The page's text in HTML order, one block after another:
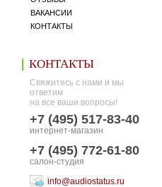
ВАКАНСИИ
КОНТАКТЫ
КОНТАКТЫ
Свяжитесь с нами и мы
ответим
на все ваши вопросы!
+7 (495) 517-83-40
интернет-магазин
+7 (495) 772-61-80
салон-студия
info@audiostatus.ru